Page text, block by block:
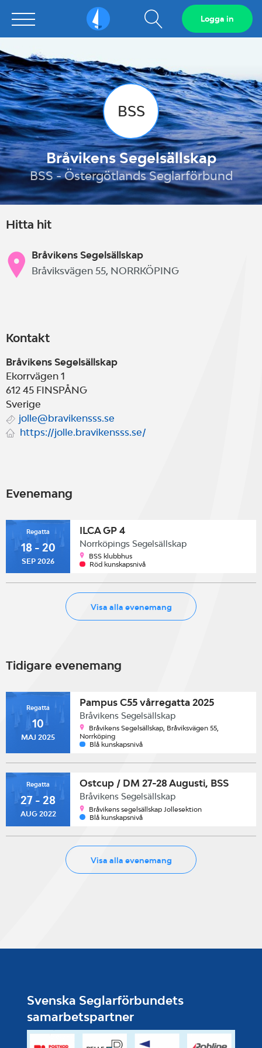
Sailarena Visa
sökfält
Logga in
BSS
Bråvikens Segelsällskap
BSS - Östergötlands Seglarförbund
Hitta hit
Bråvikens Segelsällskap
Bråviksvägen 55, NORRKÖPING
Kontakt
Bråvikens Segelsällskap
Ekorrvägen 1
612 45 FINSPÅNG
Sverige
jolle@bravikensss.se
https://jolle.bravikensss.se/
Evenemang
Regatta
18 - 20
SEP 2026
ILCA GP 4
Norrköpings Segelsällskap
BSS klubbhus
Röd kunskapsnivå
Visa alla evenemang
Tidigare evenemang
Regatta
10
MAJ 2025
Pampus C55 vårregatta 2025
Bråvikens Segelsällskap
Bråvikens Segelsällskap, Bråviksvägen 55,
Norrköping
Blå kunskapsnivå
Regatta
27 - 28
AUG 2022
Ostcup / DM 27-28 Augusti, BSS
Bråvikens Segelsällskap
Bråvikens segelsällskap Jollesektion
Blå kunskapsnivå
Visa alla evenemang
Svenska Seglarförbundets
samarbetspartner